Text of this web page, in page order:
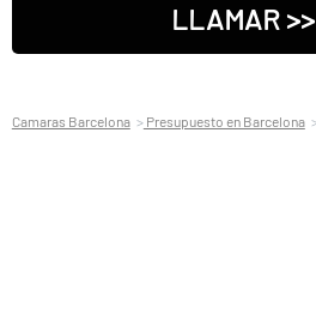
LLAMAR >>
Camaras Barcelona Presupuesto en Barcelona